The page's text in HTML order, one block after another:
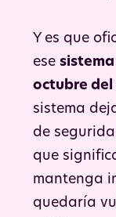
Y es que
ese
octubre del
sistema
de
que
mantenga
quedaría